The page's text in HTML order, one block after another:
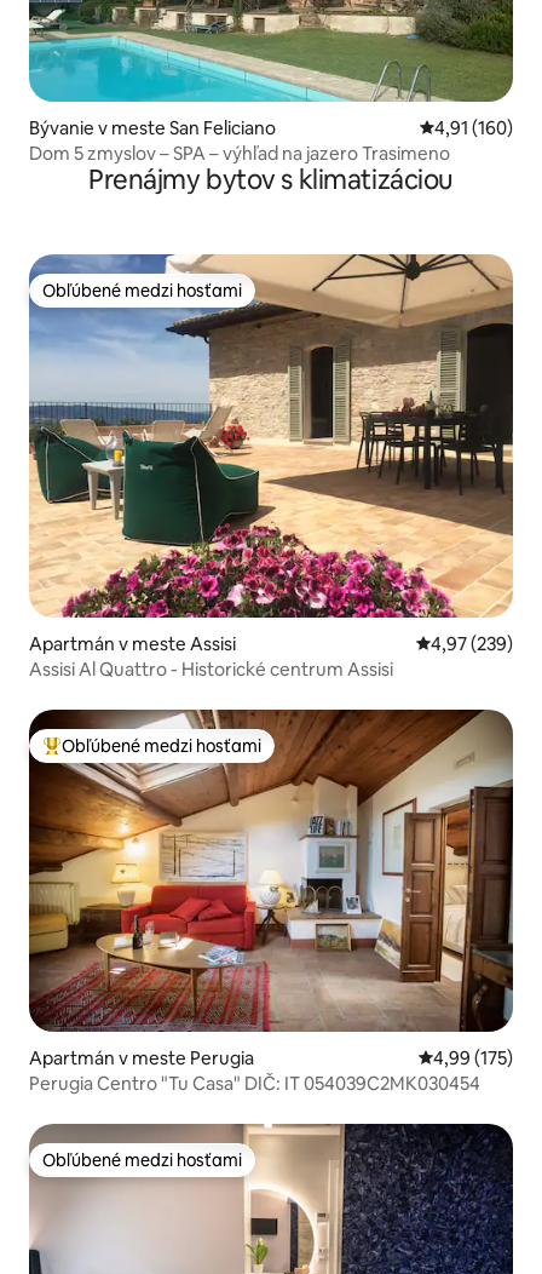
Bývanie v meste San Feliciano Priemerné
4,91 (160)
Dom 5 zmyslov – SPA – výhľad na jazero Trasimeno
Prenájmy bytov s klimatizáciou
Obľúbené medzi hosťami
Obľúbené medzi hosťami
Apartmán v meste Assisi Priemerné
4,97 (239)
Assisi Al Quattro - Historické centrum Assisi
Najobľúbenejšie medzi hosťami
Obľúbené medzi hosťami
Apartmán v meste Perugia Priemerné
4,99 (175)
Perugia Centro "Tu Casa" DIČ: IT 054039C2MK030454
Obľúbené medzi hosťami
Obľúbené medzi hosťami